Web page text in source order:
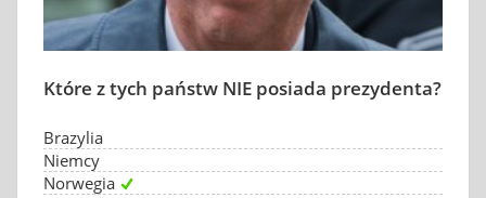
Które z tych państw NIE posiada prezydenta?
Brazylia
Niemcy
Norwegia